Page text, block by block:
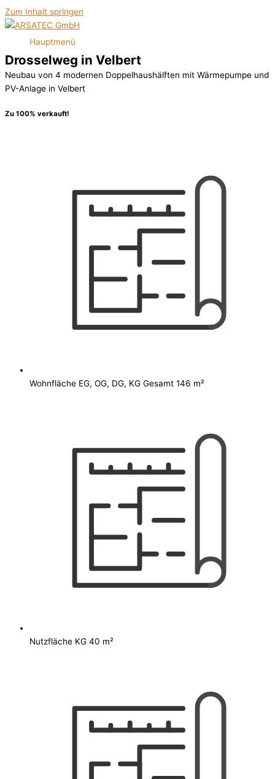
Zum Inhalt springen
Hauptmenü
Drosselweg in Velbert
Neubau von 4 modernen Doppelhaushälften mit Wärmepumpe und
PV-Anlage in Velbert
Zu 100% verkauft!
Wohnfläche EG, OG, DG, KG Gesamt 146 m²
Nutzfläche KG 40 m²